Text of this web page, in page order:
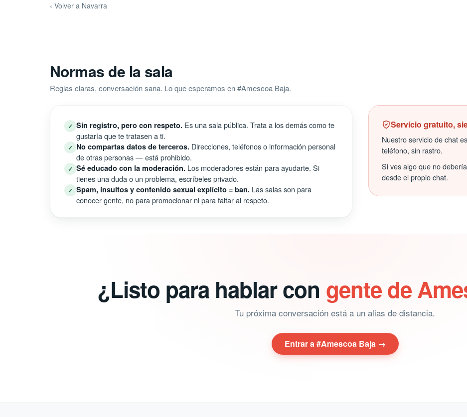
‹ Volver a Navarra
Normas de la sala
Reglas claras, conversación sana. Lo que esperamos en #Amescoa Baja.
✓ Sin registro, pero con respeto. Es una sala pública. Trata a los demás como te
gustaría que te tratasen a ti.
✓ No compartas datos de terceros. Direcciones, teléfonos o información personal
de otras personas — está prohibido.
✓ Sé educado con la moderación. Los moderadores están para ayudarte. Si
tienes una duda o un problema, escríbeles privado.
✓ Spam, insultos y contenido sexual explícito = ban. Las salas son para
conocer gente, no para promocionar ni para faltar al respeto.
Servicio gratuito,
Nuestro servicio de chat
teléfono, sin rastro.
Si ves algo que no
desde el propio chat.
¿Listo para hablar con gente de
Tu próxima conversación está a un alias de distancia.
Entrar a #Amescoa Baja →